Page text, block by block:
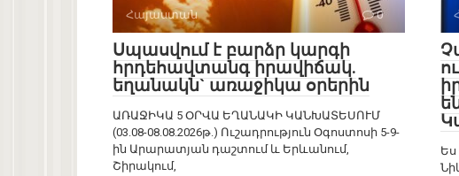
Հայաստան 0
Սպասվում է բարձր կարգի
հրդեհավտանգ իրավիճակ.
եղանակն` առաջիկա օրերին
ԱՌԱՋԻԿԱ 5 ՕՐՎԱ ԵՂԱՆԱԿԻ ԿԱՆԽԱՏԵՍՈՒՄ
(03.08-08.08.2026թ.) Ուշադրություն Օգոստոսի 5-9-
ին Արարատյան դաշտում և Երևանում,
Շիրակում,
Ես